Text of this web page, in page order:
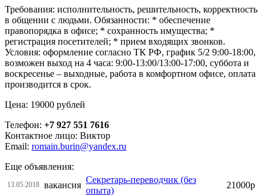
Требования: исполнительность, решительность, корректность
в общении с людьми. Обязанности: * обеспечение
правопорядка в офисе; * сохранность имущества; *
регистрация посетителей; * прием входящих звонков.
Условия: оформление согласно ТК РФ, график 5/2 9:00-18:00,
возможен выход на 4 часа: 9:00-13:00/13:00-17:00, суббота и
воскресенье – выходные, работа в комфортном офисе, оплата
производится в срок.
Цена: 19000 рублей
Телефон: +7 927 551 7616
Контактное лицо: Виктор
Email: romain.burin@yandex.ru
Еще объявления:
13.05.2018 вакансия
Секретарь-переводчик (без
опыта)
21000р